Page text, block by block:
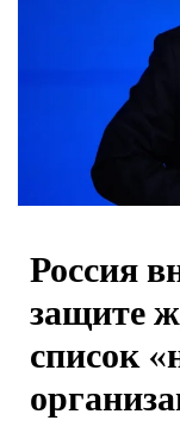
Россия
защите
список